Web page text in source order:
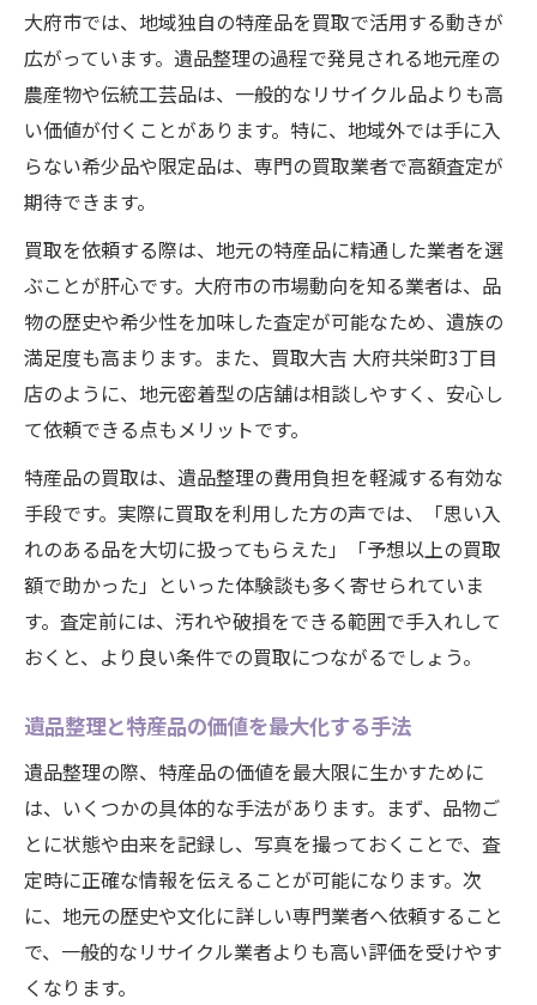
大府市では、地域独自の特産品を買取で活用する動きが
広がっています。遺品整理の過程で発見される地元産の
農産物や伝統工芸品は、一般的なリサイクル品よりも高
い価値が付くことがあります。特に、地域外では手に入
らない希少品や限定品は、専門の買取業者で高額査定が
期待できます。
買取を依頼する際は、地元の特産品に精通した業者を選
ぶことが肝心です。大府市の市場動向を知る業者は、品
物の歴史や希少性を加味した査定が可能なため、遺族の
満足度も高まります。また、買取大吉 大府共栄町3丁目
店のように、地元密着型の店舗は相談しやすく、安心し
て依頼できる点もメリットです。
特産品の買取は、遺品整理の費用負担を軽減する有効な
手段です。実際に買取を利用した方の声では、「思い入
れのある品を大切に扱ってもらえた」「予想以上の買取
額で助かった」といった体験談も多く寄せられていま
す。査定前には、汚れや破損をできる範囲で手入れして
おくと、より良い条件での買取につながるでしょう。
遺品整理と特産品の価値を最大化する手法
遺品整理の際、特産品の価値を最大限に生かすために
は、いくつかの具体的な手法があります。まず、品物ご
とに状態や由来を記録し、写真を撮っておくことで、査
定時に正確な情報を伝えることが可能になります。次
に、地元の歴史や文化に詳しい専門業者へ依頼すること
で、一般的なリサイクル業者よりも高い評価を受けやす
くなります。